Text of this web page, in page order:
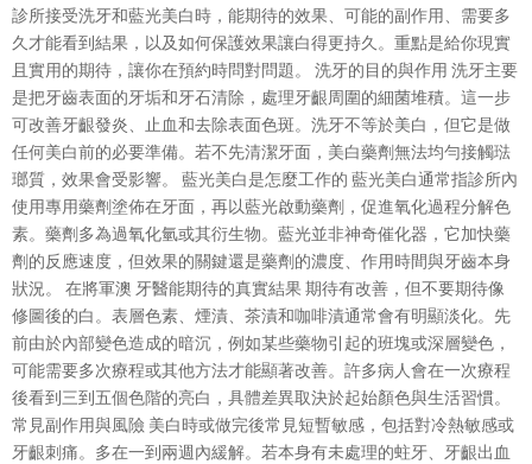
診所接受洗牙和藍光美白時，能期待的效果、可能的副作用、需要多
久才能看到結果，以及如何保護效果讓白得更持久。重點是給你現實
且實用的期待，讓你在預約時問對問題。 洗牙的目的與作用 洗牙主要
是把牙齒表面的牙垢和牙石清除，處理牙齦周圍的細菌堆積。這一步
可改善牙齦發炎、止血和去除表面色斑。洗牙不等於美白，但它是做
任何美白前的必要準備。若不先清潔牙面，美白藥劑無法均勻接觸琺
瑯質，效果會受影響。 藍光美白是怎麼工作的 藍光美白通常指診所內
使用專用藥劑塗佈在牙面，再以藍光啟動藥劑，促進氧化過程分解色
素。藥劑多為過氧化氫或其衍生物。藍光並非神奇催化器，它加快藥
劑的反應速度，但效果的關鍵還是藥劑的濃度、作用時間與牙齒本身
狀況。 在將軍澳 牙醫能期待的真實結果 期待有改善，但不要期待像
修圖後的白。表層色素、煙漬、茶漬和咖啡漬通常會有明顯淡化。先
前由於內部變色造成的暗沉，例如某些藥物引起的班塊或深層變色，
可能需要多次療程或其他方法才能顯著改善。許多病人會在一次療程
後看到三到五個色階的亮白，具體差異取決於起始顏色與生活習慣。
常見副作用與風險 美白時或做完後常見短暫敏感，包括對冷熱敏感或
牙齦刺痛。多在一到兩週內緩解。若本身有未處理的蛀牙、牙齦出血